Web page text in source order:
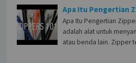
Apa Itu Pengertian
Apa Itu Pengertian
adalah alat untuk
atau benda lain. Zipper